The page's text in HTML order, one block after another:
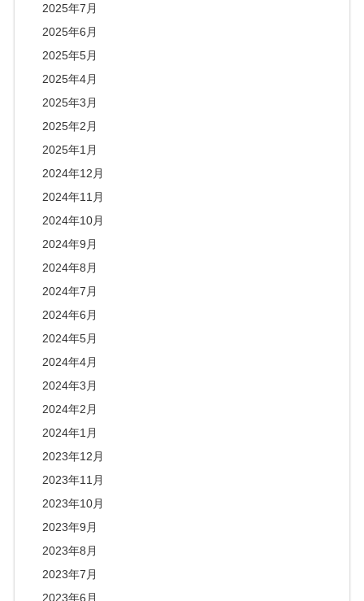
2025年7月
2025年6月
2025年5月
2025年4月
2025年3月
2025年2月
2025年1月
2024年12月
2024年11月
2024年10月
2024年9月
2024年8月
2024年7月
2024年6月
2024年5月
2024年4月
2024年3月
2024年2月
2024年1月
2023年12月
2023年11月
2023年10月
2023年9月
2023年8月
2023年7月
2023年6月